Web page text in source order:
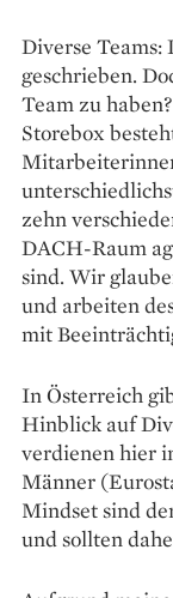
Diverse
geschrieben.
Team zu
Storebox
zehn
DACH-Raum
sind. Wir
und arbeiten
mit
In Österreich
Hinblick auf
verdienen hier
Männer
Mindset sind
und sollten